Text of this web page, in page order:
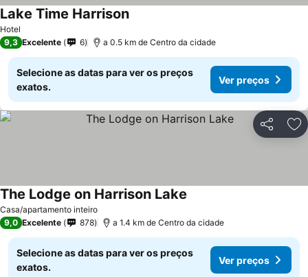
Hotel
Lake Time Harrison
9,3 Excelente 6 a 0.5 km de Centro da cidade
Selecione as datas para ver os preços
exatos.
Ver preços
Partilhar
Casa/apartamento inteiro
The Lodge on Harrison Lake
9,0 Excelente 878 a 1.4 km de Centro da cidade
Selecione as datas para ver os preços
exatos.
Ver preços